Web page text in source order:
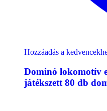
Hozzáadás a
Dominó lokomotív
játékszett 80 db